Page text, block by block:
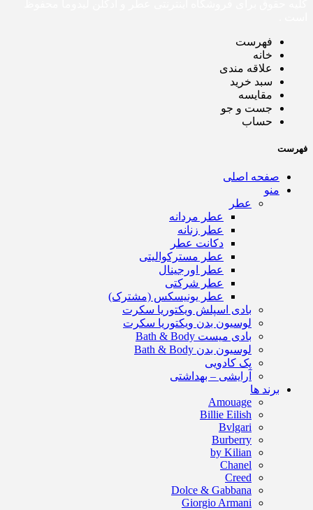
فهرست
خانه
علاقه مندی
سبد خرید
مقایسه
جست و جو
حساب
فهرست
صفحه اصلی
منو
عطر
عطر مردانه
عطر زنانه
دکانت عطر
عطر مسترکوالیتی
عطر اورجینال
عطر شرکتی
عطر یونیسکس (مشترک)
بادی اسپلش ویکتوریا سکرت
لوسیون بدن ویکتوریا سکرت
بادی میست Bath & Body
لوسیون بدن Bath & Body
پک کادویی
آرایشی – بهداشتی
برند ها
Amouage
Billie Eilish
Bvlgari
Burberry
by Kilian
Chanel
Creed
Dolce & Gabbana
Giorgio Armani